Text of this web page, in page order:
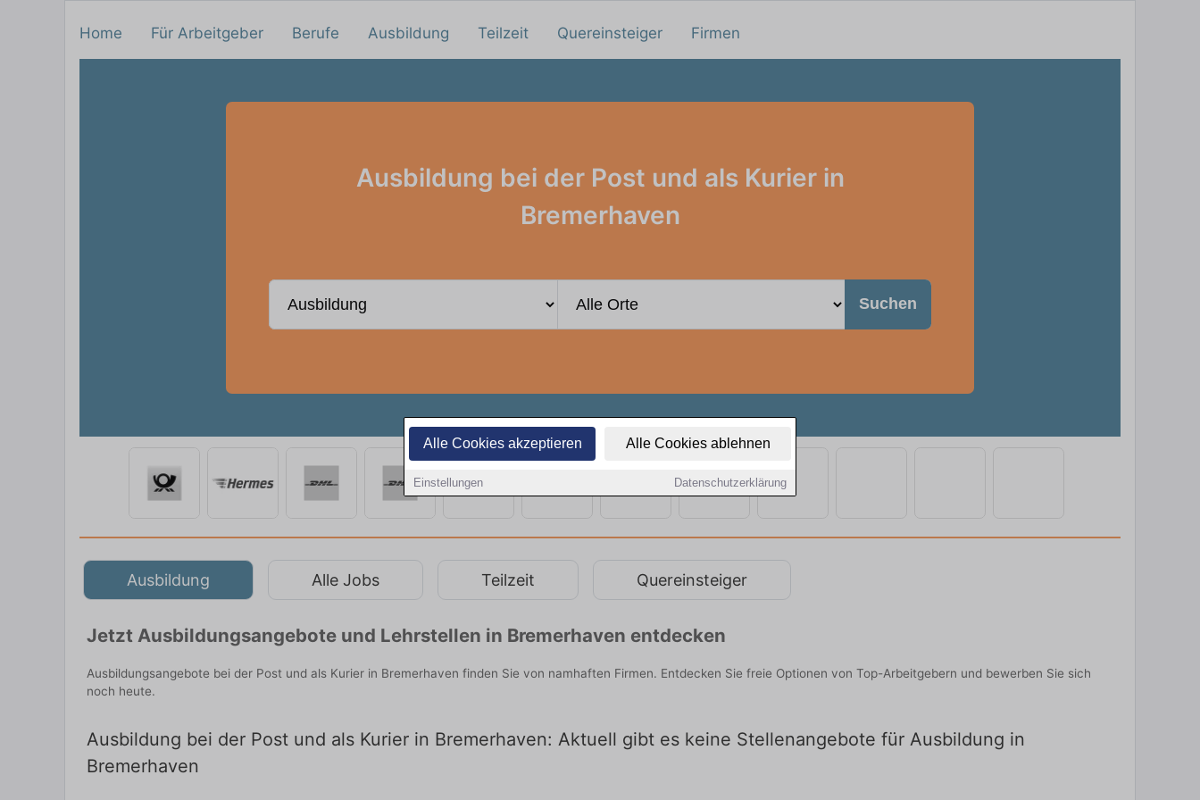
Alle Cookies akzeptieren Alle Cookies ablehnen
Einstellungen Datenschutzerklärung
Home Für Arbeitgeber Berufe Ausbildung Teilzeit Quereinsteiger Firmen
Ausbildung bei der Post und als Kurier in
Bremerhaven
Suchen
Ausbildung Alle Jobs Teilzeit Quereinsteiger
Jetzt Ausbildungsangebote und Lehrstellen in Bremerhaven entdecken
Ausbildungsangebote bei der Post und als Kurier in Bremerhaven finden Sie von namhaften Firmen. Entdecken Sie freie Optionen von Top-Arbeitgebern und bewerben Sie sich
noch heute.
Ausbildung bei der Post und als Kurier in Bremerhaven: Aktuell gibt es keine Stellenangebote für Ausbildung in
Bremerhaven